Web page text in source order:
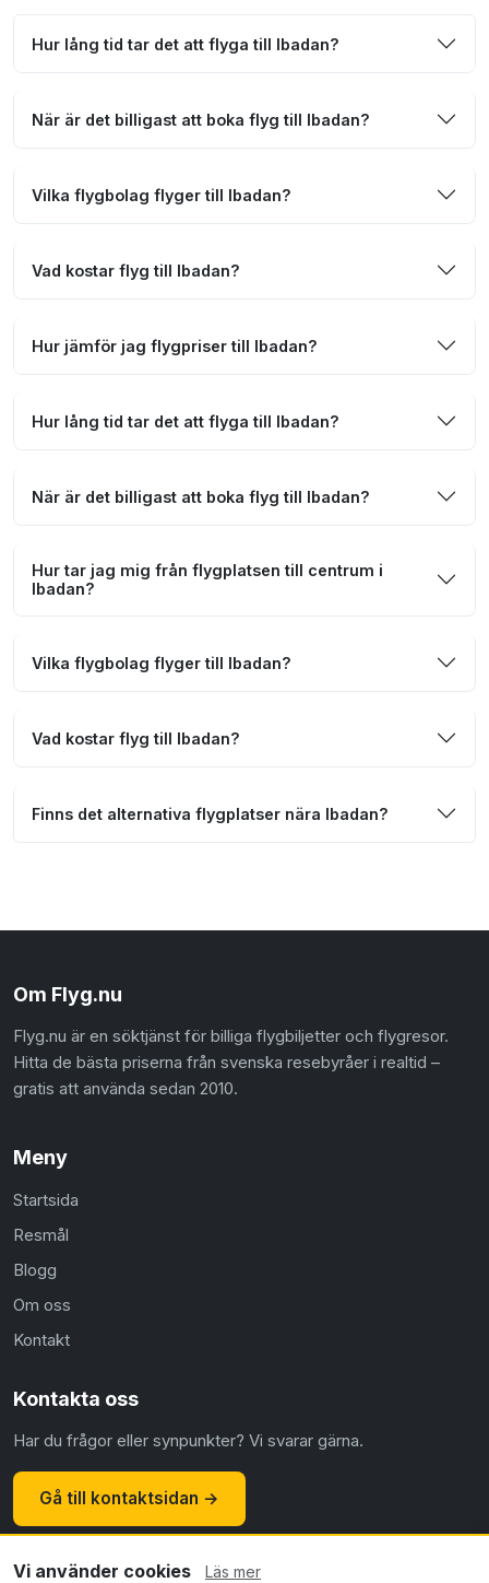
Hur lång tid tar det att flyga till Ibadan?
När är det billigast att boka flyg till Ibadan?
Vilka flygbolag flyger till Ibadan?
Vad kostar flyg till Ibadan?
Hur jämför jag flygpriser till Ibadan?
Hur lång tid tar det att flyga till Ibadan?
När är det billigast att boka flyg till Ibadan?
Hur tar jag mig från flygplatsen till centrum i
Ibadan?
Vilka flygbolag flyger till Ibadan?
Vad kostar flyg till Ibadan?
Finns det alternativa flygplatser nära Ibadan?
Om Flyg.nu
Flyg.nu är en söktjänst för billiga flygbiljetter och flygresor.
Hitta de bästa priserna från svenska resebyråer i realtid –
gratis att använda sedan 2010.
Meny
Startsida
Resmål
Blogg
Om oss
Kontakt
Kontakta oss
Har du frågor eller synpunkter? Vi svarar gärna.
Gå till kontaktsidan →
Vi använder cookies Läs mer